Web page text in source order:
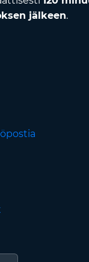
jälkeen.